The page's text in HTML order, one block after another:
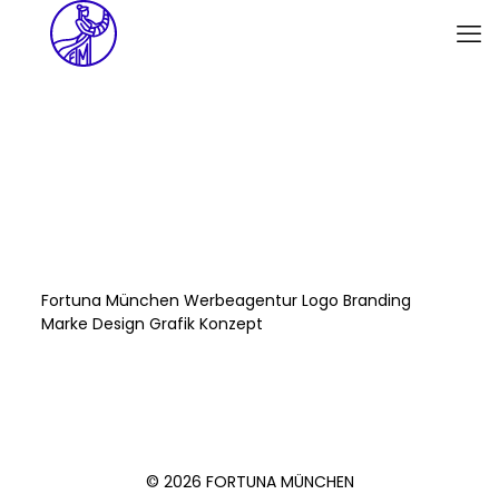
Fortuna München Werbeagentur Logo Branding
Marke Design Grafik Konzept
© 2026 FORTUNA MÜNCHEN